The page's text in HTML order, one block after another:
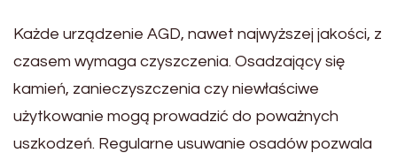
Każde urządzenie AGD, nawet najwyższej jakości, z
czasem wymaga czyszczenia. Osadzający się
kamień, zanieczyszczenia czy niewłaściwe
użytkowanie mogą prowadzić do poważnych
uszkodzeń. Regularne usuwanie osadów pozwala